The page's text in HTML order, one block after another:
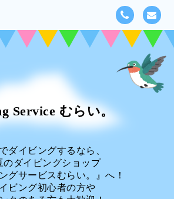
Service むらい。
ダイビングするなら、
のダイビングショップ
グサービスむらい。』へ！
ビング初心者の方や